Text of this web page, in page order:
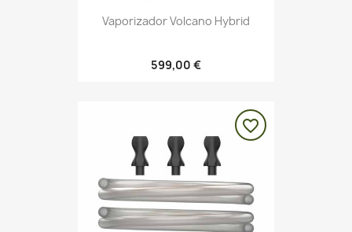
Vaporizador Volcano Hybrid
599,00 €
favorite_border